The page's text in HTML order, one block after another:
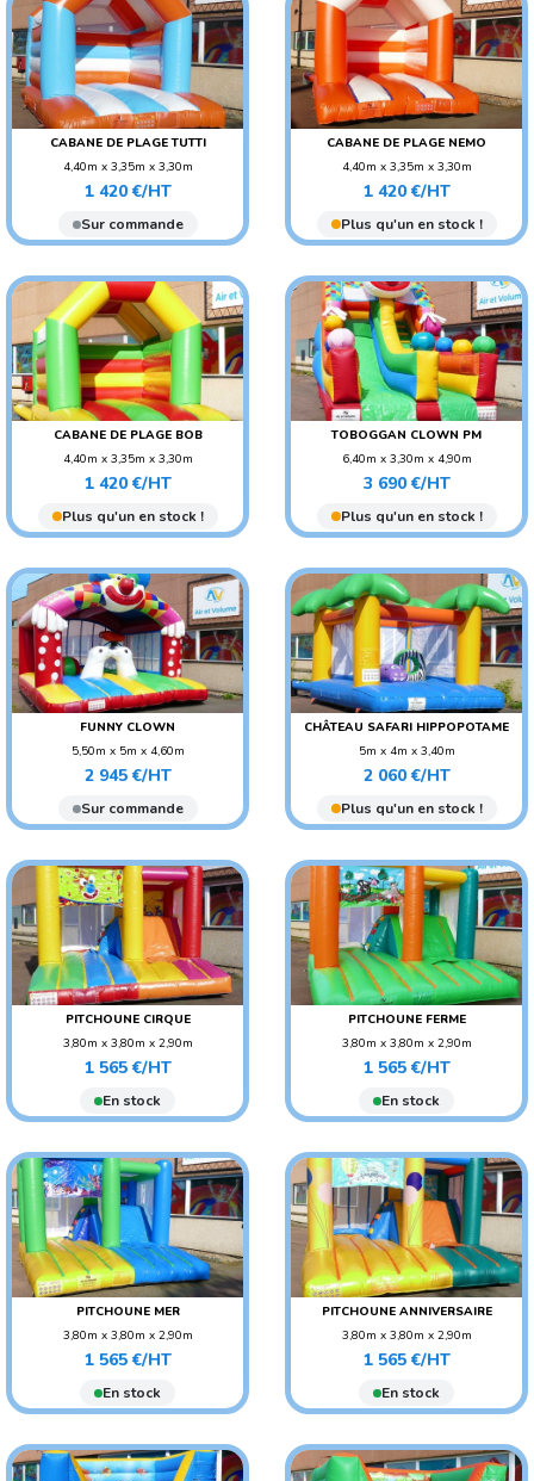
CABANE DE PLAGE TUTTI
4,40m x 3,35m x 3,30m
POIDS : 90 KG
AGE CONSEILLÉ : ENFANT
Prix
1 420 €/HT
Sur commande
CABANE DE PLAGE NEMO
4,40m x 3,35m x 3,30m
POIDS : 90 KG
AGE CONSEILLÉ : ENFANT
Prix
1 420 €/HT
Plus qu'un en stock !
CABANE DE PLAGE BOB
4,40m x 3,35m x 3,30m
POIDS : 90 KG
AGE CONSEILLÉ : ENFANT
Prix
1 420 €/HT
Plus qu'un en stock !
TOBOGGAN CLOWN PM
6,40m x 3,30m x 4,90m
POIDS : 160 KG
AGE CONSEILLÉ : ENFANT
Prix
3 690 €/HT
Plus qu'un en stock !
FUNNY CLOWN
5,50m x 5m x 4,60m
POIDS : 150 KG
AGE CONSEILLÉ : ENFANT
Prix
2 945 €/HT
Sur commande
CHÂTEAU SAFARI HIPPOPOTAME
5m x 4m x 3,40m
POIDS : 110 KG
AGE CONSEILLÉ : ENFANT
Prix
2 060 €/HT
Plus qu'un en stock !
PITCHOUNE CIRQUE
3,80m x 3,80m x 2,90m
POIDS : 90 KG
AGE CONSEILLÉ : ENFANT
Prix
1 565 €/HT
En stock
PITCHOUNE FERME
3,80m x 3,80m x 2,90m
POIDS : 90 KG
AGE CONSEILLÉ : ENFANT
Prix
1 565 €/HT
En stock
PITCHOUNE MER
3,80m x 3,80m x 2,90m
POIDS : 90 KG
AGE CONSEILLÉ : ENFANT
Prix
1 565 €/HT
En stock
PITCHOUNE ANNIVERSAIRE
3,80m x 3,80m x 2,90m
POIDS : 90 KG
AGE CONSEILLÉ : ENFANT
Prix
1 565 €/HT
En stock